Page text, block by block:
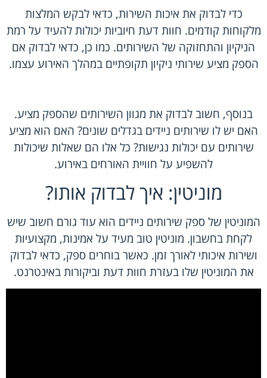
כדי לבדוק את איכות השירות, כדאי לבקש המלצות
מלקוחות קודמים. חוות דעת חיוביות יכולות להעיד על רמת
הניקיון והתחזוקה של השירותים. כמו כן, כדאי לבדוק אם
הספק מציע שירותי ניקיון תקופתיים במהלך האירוע עצמו.
בנוסף, חשוב לבדוק את מגוון השירותים שהספק מציע.
האם יש לו שירותים ניידים בגדלים שונים? האם הוא מציע
שירותים עם יכולות נגישות? כל אלו הם שאלות שיכולות
להשפיע על חוויית האורחים באירוע.
מוניטין: איך לבדוק אותו?
המוניטין של ספק שירותים ניידים הוא עוד גורם חשוב שיש
לקחת בחשבון. מוניטין טוב מעיד על אמינות, מקצועיות
ושירות איכותי לאורך זמן. כאשר בוחרים ספק, כדאי לבדוק
את המוניטין שלו בעזרת חוות דעת וביקורות באינטרנט.